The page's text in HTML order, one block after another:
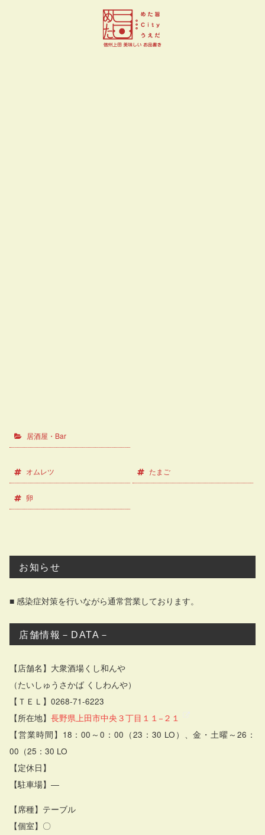
居酒屋・Bar
オムレツ たまご
卵
お知らせ
■ 感染症対策を行いながら通常営業しております。
店舗情報－DATA－
【店舗名】大衆酒場くし和んや
（たいしゅうさかば くしわんや）
【ＴＥＬ】0268-71-6223
【所在地】 長野県上田市中央３丁目１１−２１
【営業時間】18：00～0：00（23：30 LO）、金・土曜～26：
00（25：30 LO
【定休日】
【駐車場】―
【席種】テーブル
【個室】〇